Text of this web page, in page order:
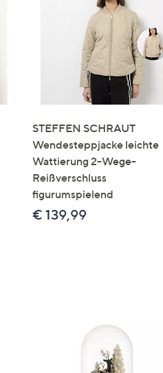
bzw.
rechts,
um
diese
anzuzeigen.
STEFFEN SCHRAUT
Wendesteppjacke leichte
Wattierung 2-Wege-
Reißverschluss
figurumspielend
€ 139,99